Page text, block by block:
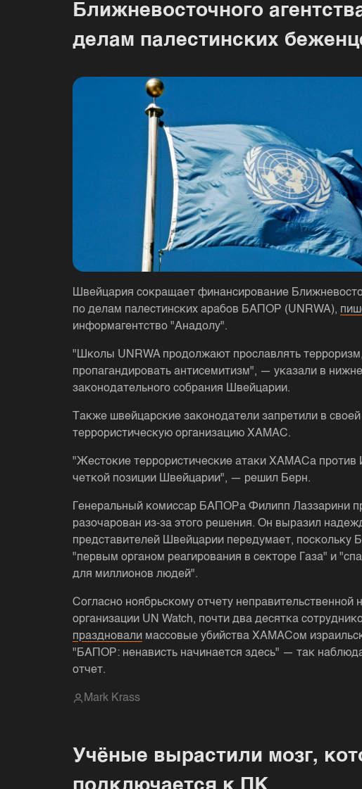
Ближневосточного
делам палестинских
Швейцария сокращает финансирование
по делам палестинских арабов БАПОР (UNRWA),
информагентство "Анадолу".
"Школы UNRWA продолжают прославлять
пропагандировать антисемитизм", — указали в
законодательного собрания Швейцарии.
Также швейцарские законодатели запретили в
террористическую организацию ХАМАС.
"Жестокие террористические атаки ХАМАСа против
четкой позиции Швейцарии", — решил Берн.
Генеральный комиссар БАПОРа Филипп Лаззарини
разочарован из-за этого решения. Он выразил
представителей Швейцарии передумает, поскольку
"первым органом реагирования в секторе Газа" и
для миллионов людей".
Согласно ноябрьскому отчету неправительственной
организации UN Watch, почти два десятка
праздновали массовые убийства ХАМАСом
"БАПОР: ненависть начинается здесь" — так
отчет.
Mark Krass
Учёные вырастили мозг,